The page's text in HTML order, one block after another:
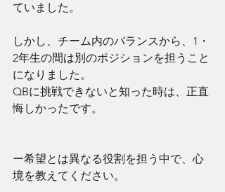
ていました。
しかし、チーム内のバランスから、1・
2年生の間は別のポジションを担うこと
になりました。
QBに挑戦できないと知った時は、正直
悔しかったです。
ー希望とは異なる役割を担う中で、心
境を教えてください。